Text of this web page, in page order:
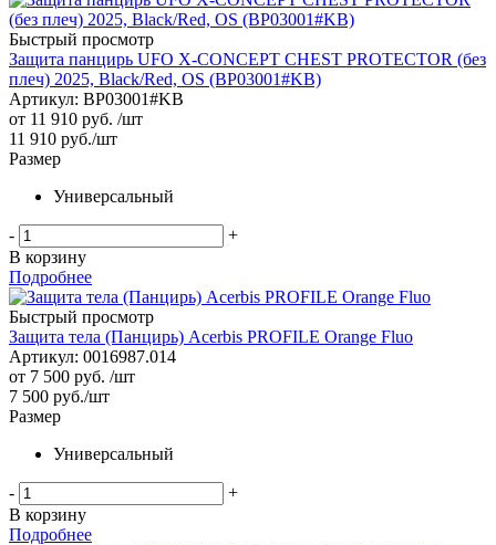
Быстрый просмотр
Защита панцирь UFO X-CONCEPT CHEST PROTECTOR (без
плеч) 2025, Black/Red, OS (BP03001#KB)
Артикул: BP03001#KB
от 11 910 руб. /шт
11 910 руб./шт
Размер
Универсальный
-
+
В корзину
Подробнее
Быстрый просмотр
Защита тела (Панцирь) Acerbis PROFILE Orange Fluo
Артикул: 0016987.014
от 7 500 руб. /шт
7 500 руб./шт
Размер
Универсальный
-
+
В корзину
Подробнее